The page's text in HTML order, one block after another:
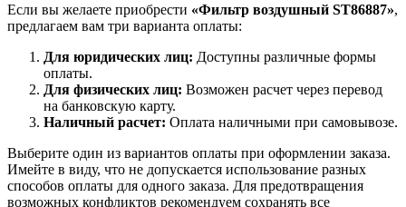
Если вы желаете приобрести «Фильтр воздушный ST86887»,
предлагаем вам три варианта оплаты:
Для юридических лиц: Доступны различные формы
оплаты.
Для физических лиц: Возможен расчет через перевод
на банковскую карту.
Наличный расчет: Оплата наличными при самовывозе.
Выберите один из вариантов оплаты при оформлении заказа.
Имейте в виду, что не допускается использование разных
способов оплаты для одного заказа. Для предотвращения
возможных конфликтов рекомендуем сохранять все